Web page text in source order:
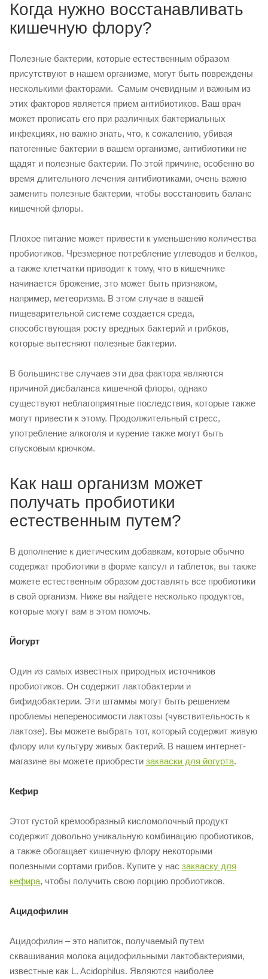
Когда нужно восстанавливать
кишечную флору?
Полезные бактерии, которые естественным образом
присутствуют в нашем организме, могут быть повреждены
несколькими факторами. Самым очевидным и важным из
этих факторов является прием антибиотиков. Ваш врач
может прописать его при различных бактериальных
инфекциях, но важно знать, что, к сожалению, убивая
патогенные бактерии в вашем организме, антибиотики не
щадят и полезные бактерии. По этой причине, особенно во
время длительного лечения антибиотиками, очень важно
заменить полезные бактерии, чтобы восстановить баланс
кишечной флоры.
Плохое питание может привести к уменьшению количества
пробиотиков. Чрезмерное потребление углеводов и белков,
а также клетчатки приводит к тому, что в кишечнике
начинается брожение, это может быть признаком,
например, метеоризма. В этом случае в вашей
пищеварительной системе создается среда,
способствующая росту вредных бактерий и грибков,
которые вытесняют полезные бактерии.
В большинстве случаев эти два фактора являются
причиной дисбаланса кишечной флоры, однако
существуют неблагоприятные последствия, которые также
могут привести к этому. Продолжительный стресс,
употребление алкоголя и курение также могут быть
спусковым крючком.
Как наш организм может
получать пробиотики
естественным путем?
В дополнение к диетическим добавкам, которые обычно
содержат пробиотики в форме капсул и таблеток, вы также
можете естественным образом доставлять все пробиотики
в свой организм. Ниже вы найдете несколько продуктов,
которые могут вам в этом помочь.
Йогурт
Один из самых известных природных источников
пробиотиков. Он содержит лактобактерии и
бифидобактерии. Эти штаммы могут быть решением
проблемы непереносимости лактозы (чувствительность к
лактозе). Вы можете выбрать тот, который содержит живую
флору или культуру живых бактерий. В нашем интернет-
магазине вы можете приобрести закваски для йогурта.
Кефир
Этот густой кремообразный кисломолочный продукт
содержит довольно уникальную комбинацию пробиотиков,
а также обогащает кишечную флору некоторыми
полезными сортами грибов. Купите у нас закваску для
кефира, чтобы получить свою порцию пробиотиков.
Ацидофилин
Ацидофилин – это напиток, получаемый путем
сквашивания молока ацидофильными лактобактериями,
известные как L. Acidophilus. Являются наиболее